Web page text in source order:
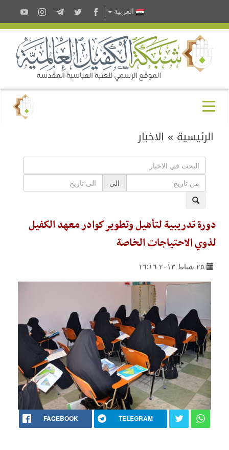
العربية
الرئيسية » الاخبار
الى
دورة تدريبية لتأهيل وتطوير كوادر معهد الكفيل
لذوي الاحتياجات الخاصة
٢٥ شباط ٢٠١٣ ١٦:١٦
FACEBOOK TELEGRAM